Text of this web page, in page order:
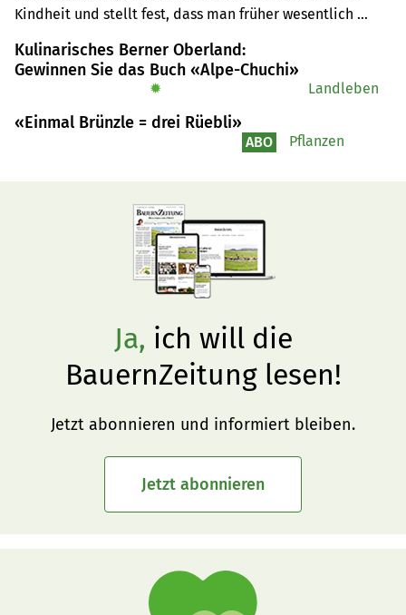
Kindheit und stellt fest, dass man früher wesentlich
Gesellschaft nicht schaden, findet Buri und sieht die
Landwirtschaft einmal mehr als Vorbild.
Kulinarisches Berner Oberland:
Gewinnen Sie das Buch «Alpe-Chuchi»
✹ Landleben
«Einmal Brünzle = drei Rüebli»
ABO Pflanzen
Ja, ich will die
BauernZeitung lesen!
Jetzt abonnieren und informiert bleiben.
Jetzt abonnieren